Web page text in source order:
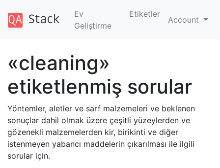
Ev
Geliştirme
Etiketler
Account
«cleaning»
etiketlenmiş sorular
Yöntemler, aletler ve sarf malzemeleri ve beklenen
sonuçlar dahil olmak üzere çeşitli yüzeylerden ve
gözenekli malzemelerden kir, birikinti ve diğer
istenmeyen yabancı maddelerin çıkarılması ile ilgili
sorular için.